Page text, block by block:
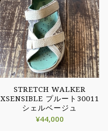
STRETCH WALKER
XSENSIBLE プルート30011
シェルベージュ
¥44,000